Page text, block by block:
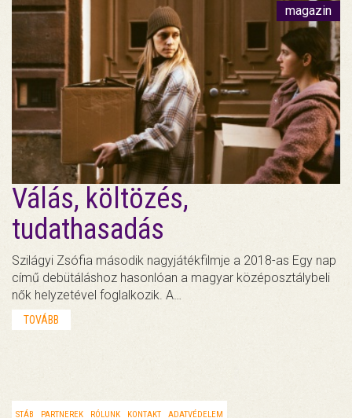
magazin
Válás, költözés,
tudathasadás
Szilágyi Zsófia második nagyjátékfilmje a 2018-as Egy nap
című debütáláshoz hasonlóan a magyar középosztálybeli
nők helyzetével foglalkozik. A…
TOVÁBB
STÁB PARTNEREK RÓLUNK KONTAKT ADATVÉDELEM